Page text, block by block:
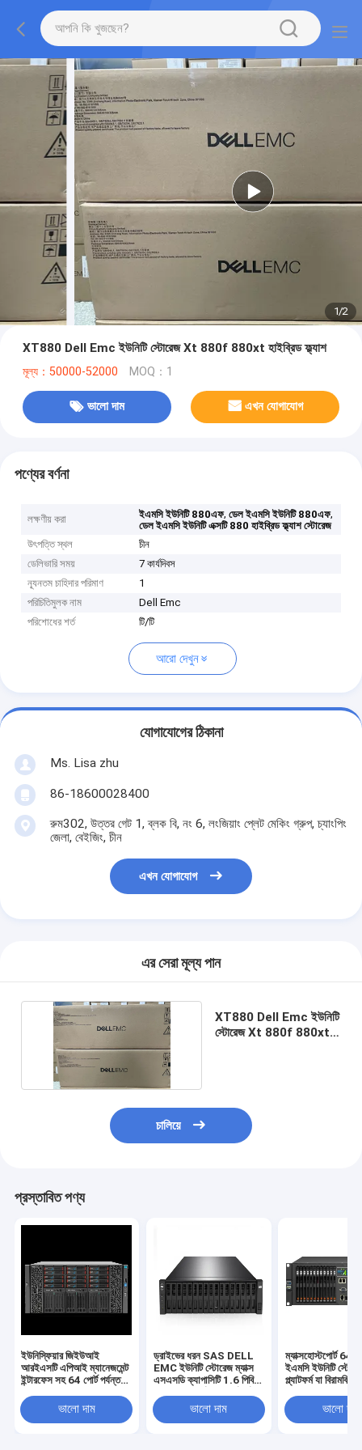
1/2
XT880 Dell Emc ইউনিটি স্টোরেজ Xt 880f 880xt হাইব্রিড ফ্ল্যাশ
মূল্য：50000-52000 MOQ：1
ভালো দাম এখন যোগাযোগ
পণ্যের বর্ণনা
লক্ষণীয় করা ইএমসি ইউনিটি 880এফ,ডেল ইএমসি ইউনিটি 880এফ,
ডেল ইএমসি ইউনিটি এক্সটি 880 হাইব্রিড ফ্ল্যাশ স্টোরেজ
উৎপত্তি স্থল
চীন
ডেলিভারি সময়
7 কার্যদিবস
ন্যূনতম চাহিদার পরিমাণ
1
পরিচিতিমুলক নাম
Dell Emc
পরিশোধের শর্ত
টি/টি
আরো দেখুন
যোগাযোগের ঠিকানা
Ms. Lisa zhu
86-18600028400
রুম302, উত্তর গেট 1, ব্লক বি, নং 6, লংজিয়াং প্লেট মেকিং গ্রুপ, চ্যাংপিং
জেলা, বেইজিং, চীন
এখন যোগাযোগ
এর সেরা মূল্য পান
XT880 Dell Emc ইউনিটি
স্টোরেজ Xt 880f 880xt
চালিয়ে
প্রস্তাবিত পণ্য
ইউনিস্ফিয়ার জিইউআই
আরইএসটি এপিআই ম্যানেজমেন্ট
ইন্টারফেস সহ 64 পোর্ট পর্যন্ত
স্টোরেজ সিস্টেম ডেটা
ম্যানেজমেন্ট সরবরাহ করে
ভালো দাম
ড্রাইভের ধরন SAS DELL
EMC ইউনিটি স্টোরেজ ম্যাক্স
এসএসডি ক্যাপাসিটি 1.6 পিবি
স্কেলযোগ্য স্টোরেজ অবকাঠামো
ভালো দাম
ম্যাক্সহোস্টপোর্ট 64
ইএমসি ইউনিটি
প্ল্যাটফর্ম যা
জন্য ব্যর্থতার প্রস্তাব
ভালো দাম